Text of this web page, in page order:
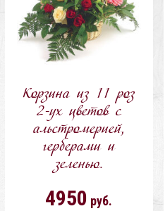
Корзина из 11 роз
2-ух цветов с
альстромерией,
герберами и
зеленью.
4950 руб.